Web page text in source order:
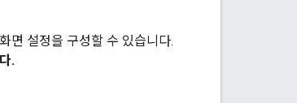
면 설정을 구성할 수 있습니다.
.